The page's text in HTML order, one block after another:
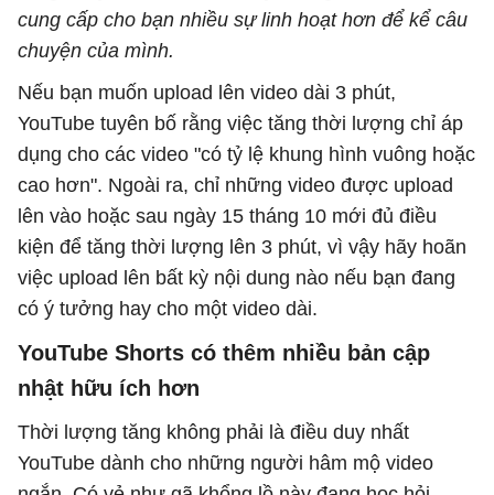
cung cấp cho bạn nhiều sự linh hoạt hơn để kể câu
chuyện của mình.
Nếu bạn muốn upload lên video dài 3 phút,
YouTube tuyên bố rằng việc tăng thời lượng chỉ áp
dụng cho các video "có tỷ lệ khung hình vuông hoặc
cao hơn". Ngoài ra, chỉ những video được upload
lên vào hoặc sau ngày 15 tháng 10 mới đủ điều
kiện để tăng thời lượng lên 3 phút, vì vậy hãy hoãn
việc upload lên bất kỳ nội dung nào nếu bạn đang
có ý tưởng hay cho một video dài.
YouTube Shorts có thêm nhiều bản cập
nhật hữu ích hơn
Thời lượng tăng không phải là điều duy nhất
YouTube dành cho những người hâm mộ video